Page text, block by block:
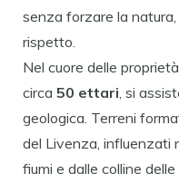
senza forzare la
rispetto.
Nel cuore delle
circa 50 ettari , si
geologica. Terreni
del Livenza, influenzati
fiumi e dalle colline